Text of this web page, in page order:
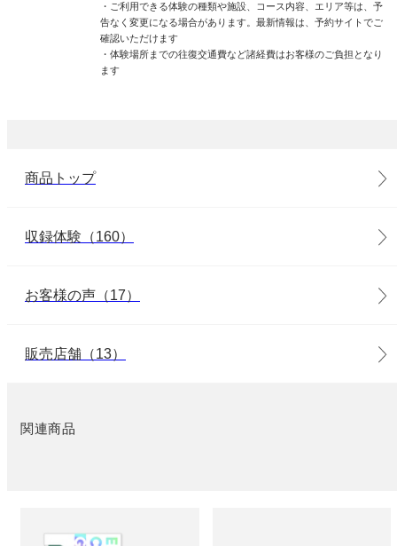
・ご利用できる体験の種類や施設、コース内容、エリア等は、予
告なく変更になる場合があります。最新情報は、予約サイトでご
確認いただけます
・体験場所までの往復交通費など諸経費はお客様のご負担となり
ます
商品トップ
収録体験（160）
お客様の声（17）
販売店舗（13）
関連商品